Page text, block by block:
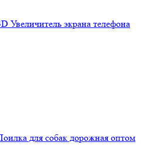
Увеличитель экрана телефона
для собак дорожная оптом